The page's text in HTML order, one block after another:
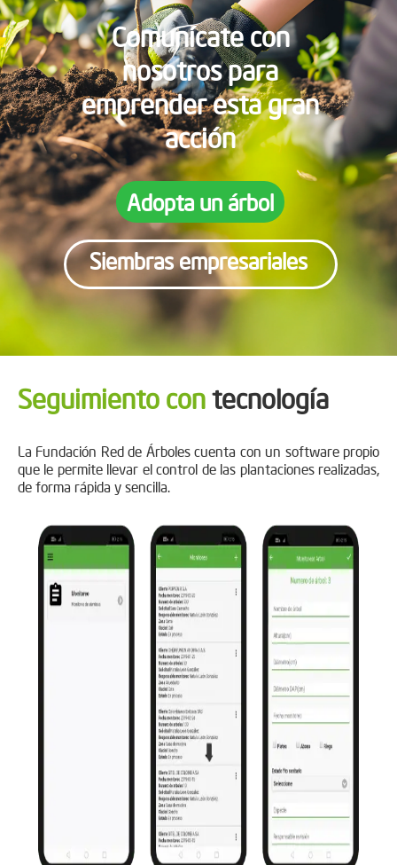
Comunícate con
nosotros para
emprender esta gran
acción
Adopta un árbol
Siembras empresariales
Seguimiento contecnología
La Fundación Red de Árboles cuenta con un software propio
que le permite llevar el control de las plantaciones realizadas,
de forma rápida y sencilla.